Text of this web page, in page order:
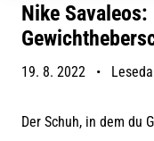
Shuttle-
Run
und
Was
Nike
19. 8. 2022 •
Der Schuh, in dem du